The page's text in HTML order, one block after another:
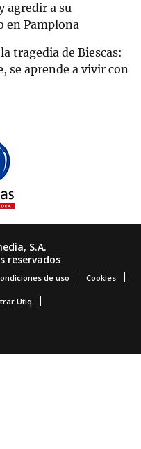
agredir a su
en Pamplona
tragedia de Biescas:
se aprende a vivir con
S.A.
reservados
de uso Cookies
Utiq